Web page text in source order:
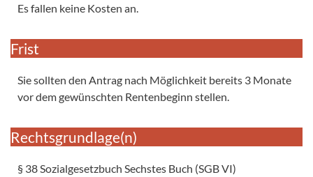
Es fallen keine Kosten an.
Frist
Sie sollten den Antrag nach Möglichkeit bereits 3 Monate
vor dem gewünschten Rentenbeginn stellen.
Rechtsgrundlage(n)
§ 38 Sozialgesetzbuch Sechstes Buch (SGB VI)